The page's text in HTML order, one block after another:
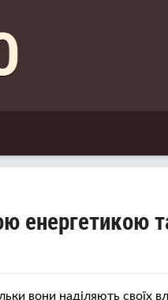
енергетикою
вони наділяють своїх